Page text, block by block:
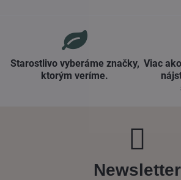
Starostlivo vyberáme značky,
ktorým veríme​.
Viac
Newsletter